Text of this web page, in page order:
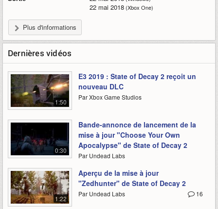
22 mai 2018(Xbox One)
Plus d'informations
Dernières vidéos
1:50
E3 2019 : State of Decay 2 reçoit un
nouveau DLC
Par Xbox Game Studios
0:30
Bande-annonce de lancement de la
mise à jour "Choose Your Own
Apocalypse" de State of Decay 2
Par Undead Labs
1:22
Aperçu de la mise à jour
"Zedhunter" de State of Decay 2
16
Par Undead Labs